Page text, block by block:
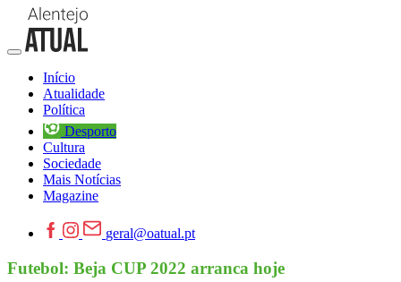
Início
Atualidade
Política
Desporto
Cultura
Sociedade
Mais Notícias
Magazine
geral@oatual.pt
Futebol: Beja CUP 2022 arranca hoje